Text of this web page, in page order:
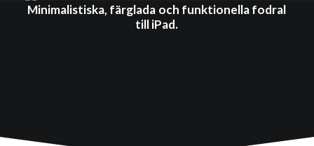
Minimalistiska, färglada och funktionella fodral
tilliPad.